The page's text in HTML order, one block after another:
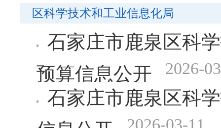
区科学技术和工业信息化局
石家庄市鹿泉区科
预算信息公开 2026-
石家庄市鹿泉区科
2026-03-11